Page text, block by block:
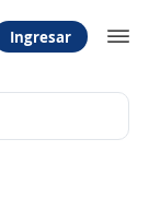
Ingresar